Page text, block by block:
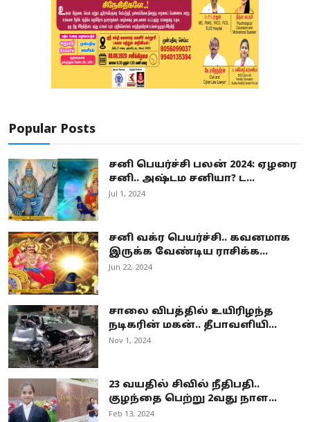
Popular Posts
சனி பெயர்ச்சி பலன் 2024: ஏழரை
சனி.. அஷ்டம சனியா? ட...
Jul 1, 2024
சனி வக்ர பெயர்ச்சி.. கவனமாக
இருக்க வேண்டிய ராசிக்க...
Jun 22, 2024
சாலை விபத்தில் உயிரிழந்த
நடிகரின் மகன்.. தீபாவளியி...
Nov 1, 2024
23 வயதில் சிவில் நீதிபதி..
குழந்தை பெற்று 2வது நாள...
Feb 13, 2024